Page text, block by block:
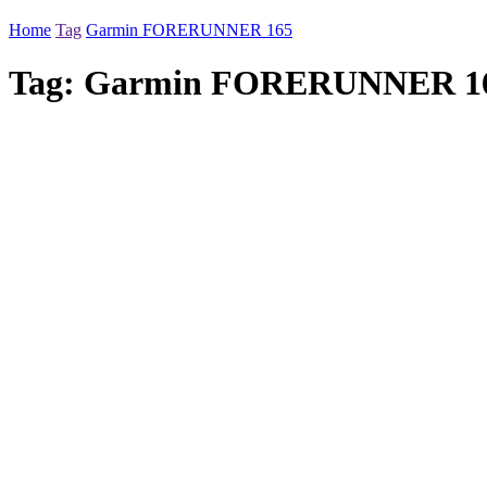
Home Tag Garmin FORERUNNER 165
Tag: Garmin FORERUNNER